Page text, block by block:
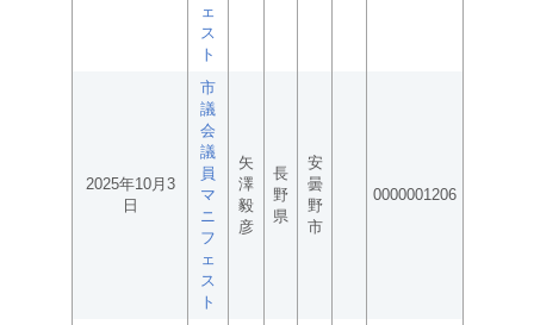
ェ
ス
ト
2025年10月3
日
市
議
会
議
員
マ
ニ
フ
ェ
ス
ト
矢
澤
毅
彦
長
野
県
安
曇
野
市
0000001206